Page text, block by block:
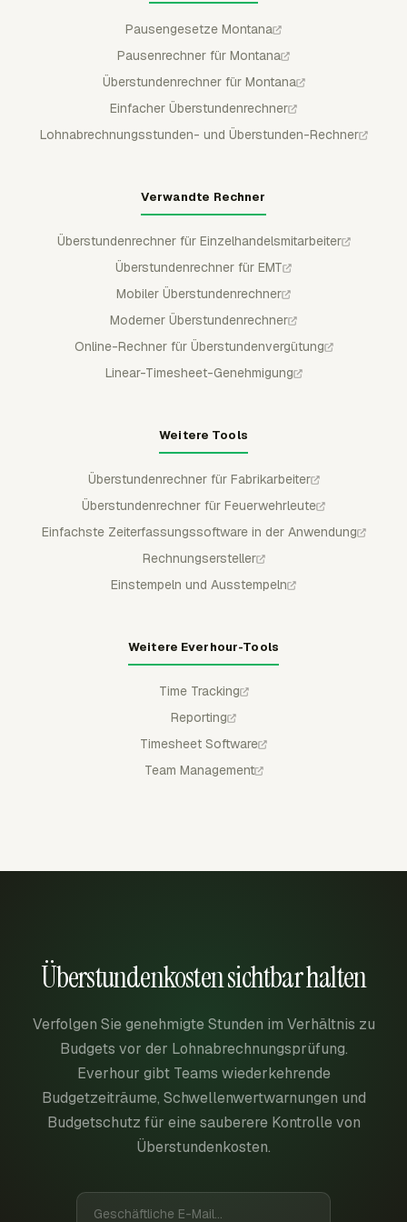
Pausengesetze Montana
Pausenrechner für Montana
Überstundenrechner für Montana
Einfacher Überstundenrechner
Lohnabrechnungsstunden- und Überstunden-Rechner
Verwandte Rechner
Überstundenrechner für Einzelhandelsmitarbeiter
Überstundenrechner für EMT
Mobiler Überstundenrechner
Moderner Überstundenrechner
Online-Rechner für Überstundenvergütung
Linear-Timesheet-Genehmigung
Weitere Tools
Überstundenrechner für Fabrikarbeiter
Überstundenrechner für Feuerwehrleute
Einfachste Zeiterfassungssoftware in der Anwendung
Rechnungsersteller
Einstempeln und Ausstempeln
Weitere Everhour-Tools
Time Tracking
Reporting
Timesheet Software
Team Management
Überstundenkosten sichtbar halten
Verfolgen Sie genehmigte Stunden im Verhältnis zu
Budgets vor der Lohnabrechnungsprüfung.
Everhour gibt Teams wiederkehrende
Budgetzeiträume, Schwellenwertwarnungen und
Budgetschutz für eine sauberere Kontrolle von
Überstundenkosten.